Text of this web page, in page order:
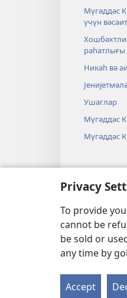
Privacy
To provide
cannot be
be sold or
any time by
Accept
Мүгәддәс
үчүн
раһатлығы
Никаһ вә
Ушаглар
Мүгәддәс
Мүгәддәс